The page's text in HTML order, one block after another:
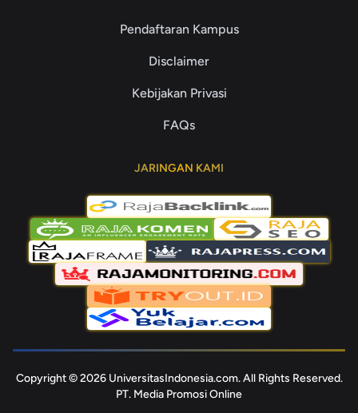
Pendaftaran Kampus
Disclaimer
Kebijakan Privasi
FAQs
JARINGAN KAMI
Copyright © 2026 UniversitasIndonesia.com. All Rights Reserved.
PT. Media Promosi Online